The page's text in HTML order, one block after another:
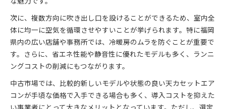
次に、複数方向に吹き出し口を設けることができるため、室内全
体に均一に空気を循環させやすいことが挙げられます。特に福岡
県内の広い店舗や事務所では、冷暖房のムラを防ぐことが重要で
す。さらに、省エネ性能や静音性に優れたモデルも多く、ランニ
ングコストの削減にもつながります。
中古市場では、比較的新しいモデルや状態の良い天カセットエア
コンが手頃な価格で入手できる場合も多く、導入コストを抑えた